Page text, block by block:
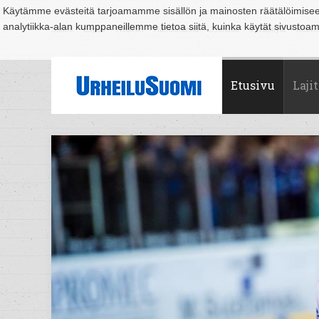
Käytämme evästeitä tarjoamamme sisällön ja mainosten
analytiikka-alan kumppaneillemme tietoa siitä, kuinka käytät
Suomi Espoo Helsinki Hämeenlinna Joensuu Jyväskylä
Etusivu Lajit